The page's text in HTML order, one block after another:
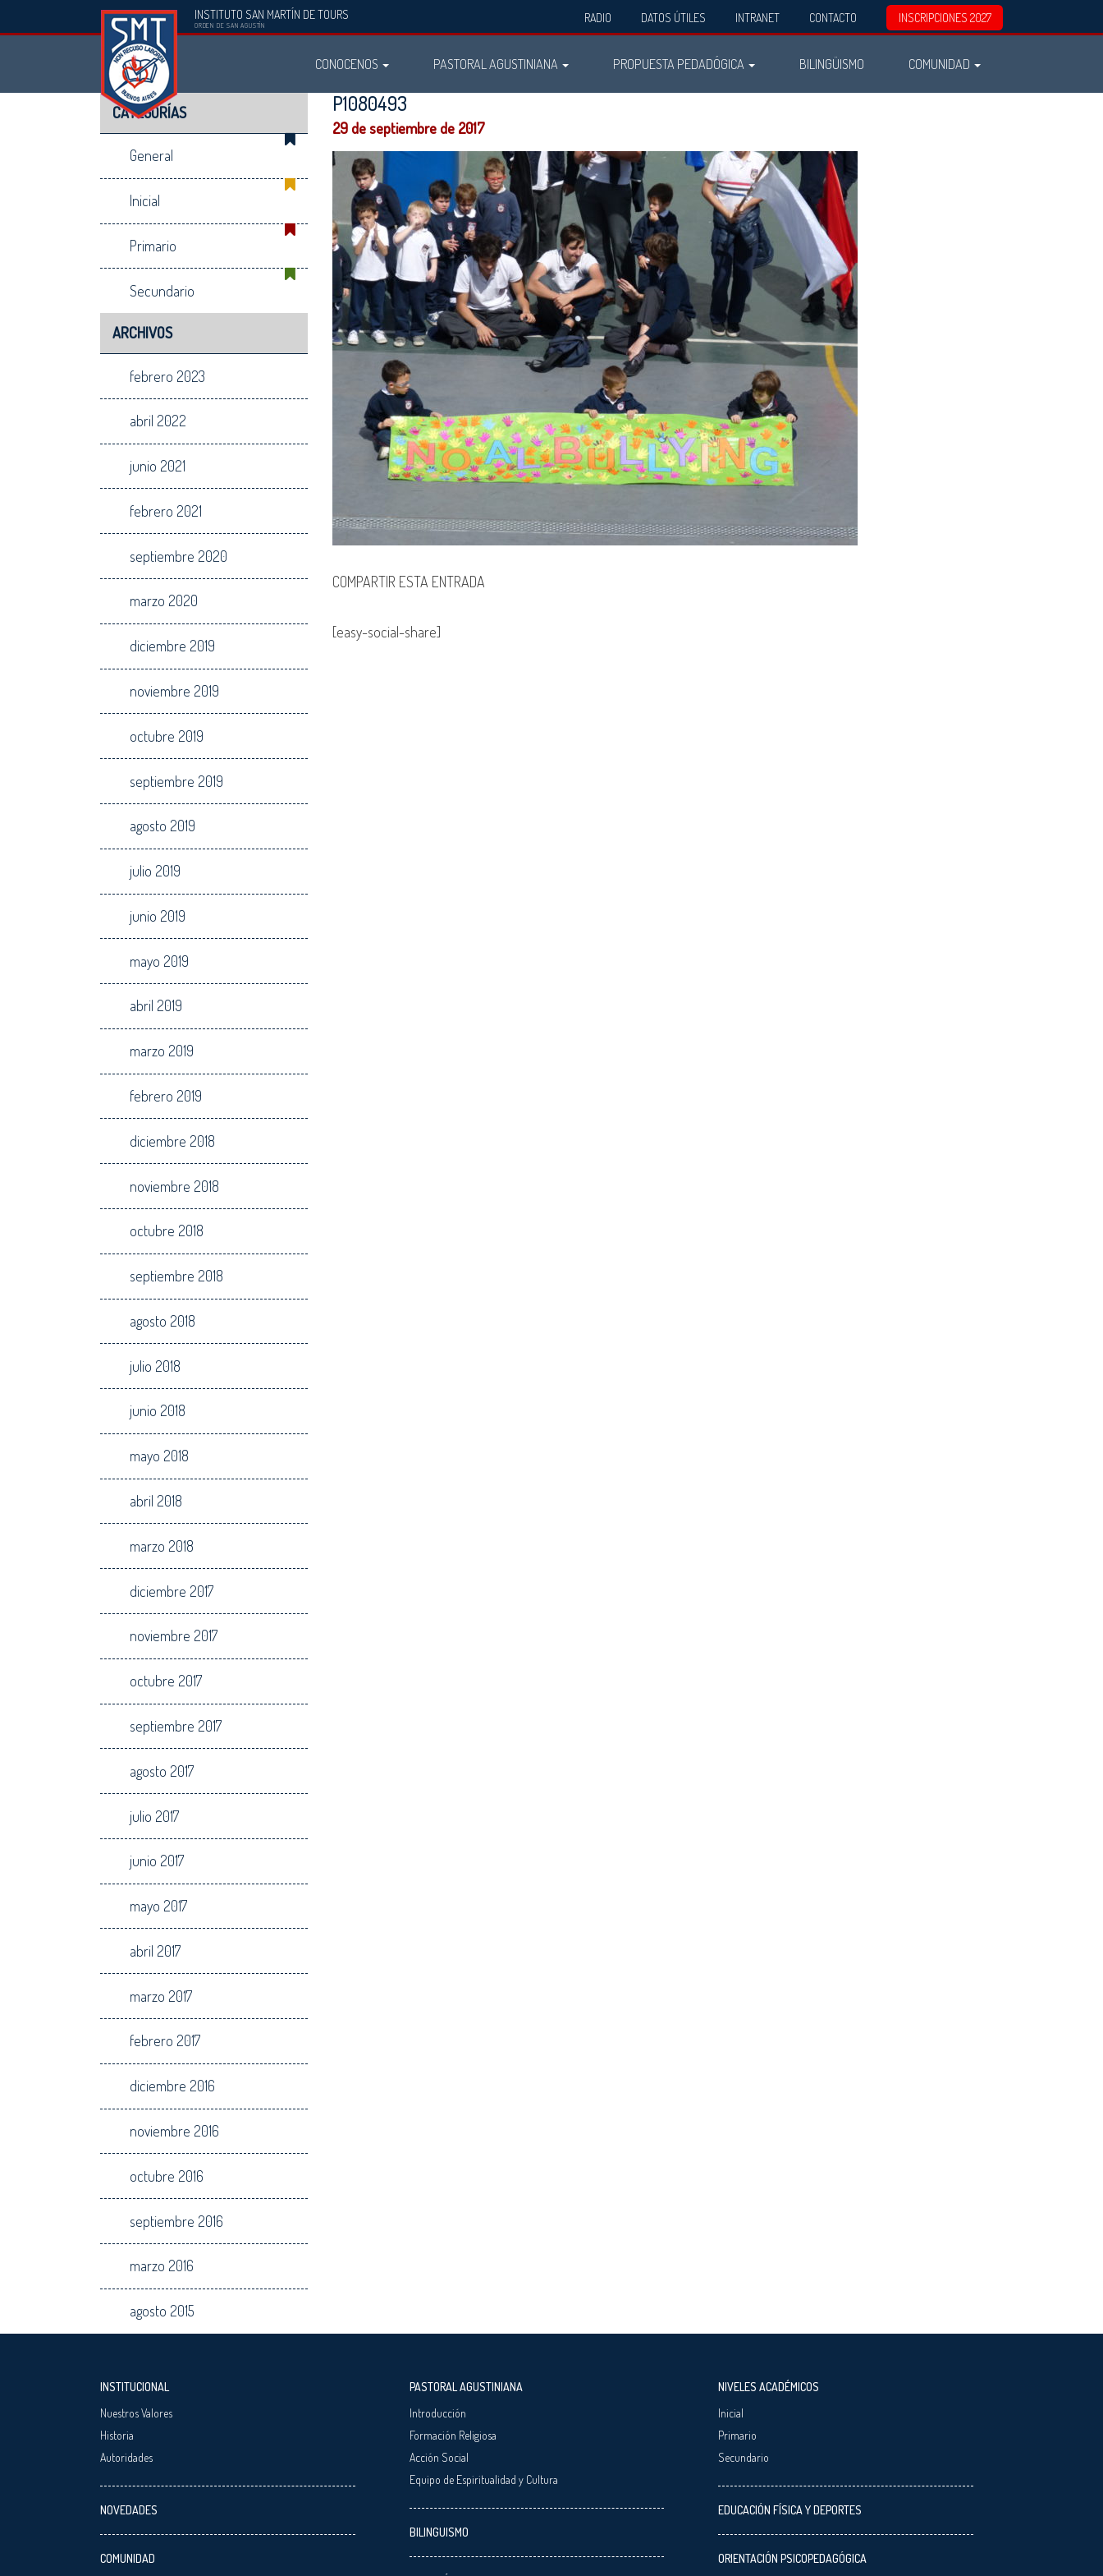
INSTITUTO SAN MARTÍN DE TOURS
ORDEN DE SAN AGUSTÍN
RADIO DATOS ÚTILES INTRANET CONTACTO INSCRIPCIONES 2027
Instituto
San
Martín
de
Tours
CONOCENOS PASTORAL AGUSTINIANA PROPUESTA PEDADÓGICA BILINGÜISMO COMUNIDAD
CATEGORÍAS
General
Inicial
Primario
Secundario
ARCHIVOS
febrero 2023
abril 2022
junio 2021
febrero 2021
septiembre 2020
marzo 2020
diciembre 2019
noviembre 2019
octubre 2019
septiembre 2019
agosto 2019
julio 2019
junio 2019
mayo 2019
abril 2019
marzo 2019
febrero 2019
diciembre 2018
noviembre 2018
octubre 2018
septiembre 2018
agosto 2018
julio 2018
junio 2018
mayo 2018
abril 2018
marzo 2018
diciembre 2017
noviembre 2017
octubre 2017
septiembre 2017
agosto 2017
julio 2017
junio 2017
mayo 2017
abril 2017
marzo 2017
febrero 2017
diciembre 2016
noviembre 2016
octubre 2016
septiembre 2016
marzo 2016
agosto 2015
P1080493
29 de septiembre de 2017
COMPARTIR ESTA ENTRADA
[easy-social-share]
INSTITUCIONAL
Nuestros Valores
Historia
Autoridades
NOVEDADES
COMUNIDAD
PASTORAL AGUSTINIANA
Introducción
Formación Religiosa
Acción Social
Equipo de Espiritualidad y Cultura
BILINGUISMO
NIVELES ACADÉMICOS
Inicial
Primario
Secundario
EDUCACIÓN FÍSICA Y DEPORTES
ORIENTACIÓN PSICOPEDAGÓGICA